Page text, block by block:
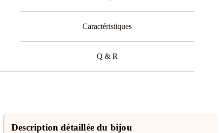
Caractéristiques
Q & R
Description détaillée du bijou